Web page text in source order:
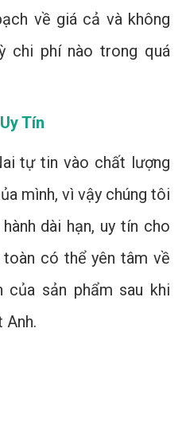
về giá cả và không
chi phí nào trong quá
Tín
tự tin vào chất lượng
mình, vì vậy chúng tôi
dài hạn, uy tín cho
toàn có thể yên tâm về
sản phẩm sau khi
Anh.